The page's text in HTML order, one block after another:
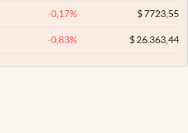
-0,17% $7723,55
-0,83% $26.363,44